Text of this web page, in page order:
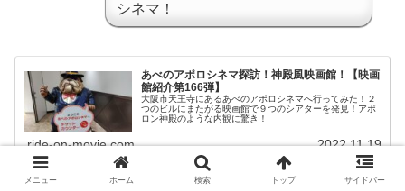
シネマ！
あべのアポロシネマ探訪！神殿風映画館！【映画
館紹介第166弾】
大阪市天王寺にあるあべのアポロシネマへ行ってみた！２
つのビルにまたがる映画館で９つのシアターを発見！アポ
ロン神殿のような内観に驚き！
ride-on-movie.com 2022.11.19
メニュー ホーム 検索 トップ サイドバー